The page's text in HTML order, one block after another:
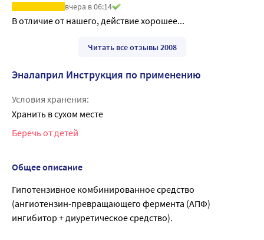
вчера в 06:14
В отличие от нашего, действие хорошее...
Читать все отзывы 2008
Эналаприл Инструкция по применению
Условия хранения:
Хранить в сухом месте
Беречь от детей
Общее описание
Гипотензивное комбинированное средство
(ангиотензин-превращающего фермента (АПФ)
ингибитор + диуретическое средство).